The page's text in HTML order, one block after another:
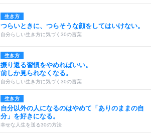
生き方
つらいときに、つらそうな顔をしてはいけない。
自分らしい生き方に気づく30の言葉
生き方
振り返る習慣をやめればいい。
前しか見られなくなる。
自分らしい生き方に気づく30の言葉
生き方
自分以外の人になるのはやめて「ありのままの自
分」を好きになる。
幸せな人生を送る30の方法